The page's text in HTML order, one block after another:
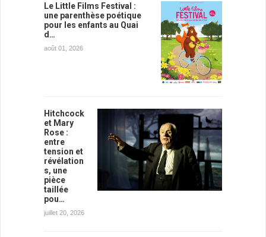
Le Little Films Festival :
une parenthèse poétique
pour les enfants au Quai
d…
août 01, 2026
Hitchcock
et Mary
Rose :
entre
tension et
révélation
s, une
pièce
taillée
pou…
juillet 20, 2026